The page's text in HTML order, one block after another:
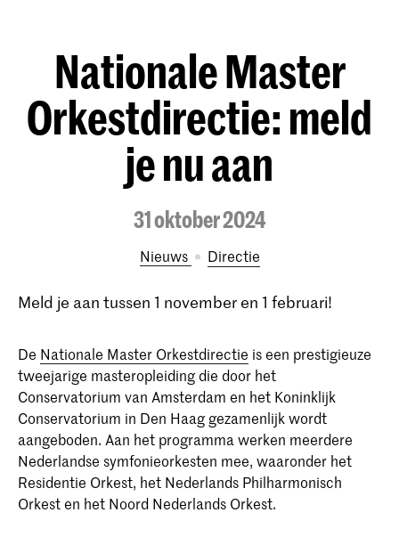
Nationale Master
Orkestdirectie: meld
je nu aan
31 oktober 2024
Nieuws Directie
Meld je aan tussen 1 november en 1 februari!
De Nationale Master Orkestdirectie is een prestigieuze
tweejarige masteropleiding die door het
Conservatorium van Amsterdam en het Koninklijk
Conservatorium in Den Haag gezamenlijk wordt
aangeboden. Aan het programma werken meerdere
Nederlandse symfonieorkesten mee, waaronder het
Residentie Orkest, het Nederlands Philharmonisch
Orkest en het Noord Nederlands Orkest.